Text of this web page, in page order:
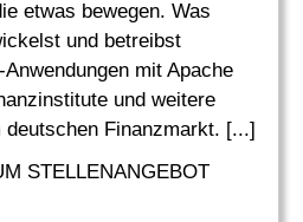
etwas bewegen. Was
und betreibst
mit Apache
und weitere
deutschen Finanzmarkt. [...]
STELLENANGEBOT